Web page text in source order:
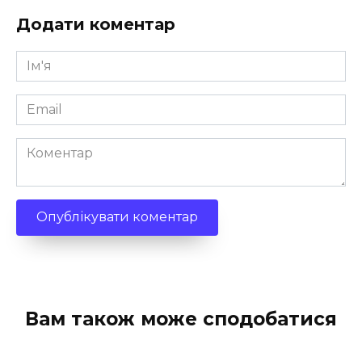
Додати коментар
Ім'я
*
Email
*
Коментар
Вам також може сподобатися